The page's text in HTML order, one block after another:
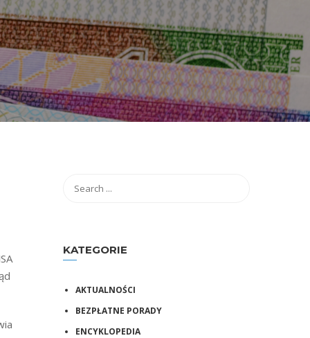
KATEGORIE
AKTUALNOŚCI
BEZPŁATNE PORADY
ENCYKLOPEDIA